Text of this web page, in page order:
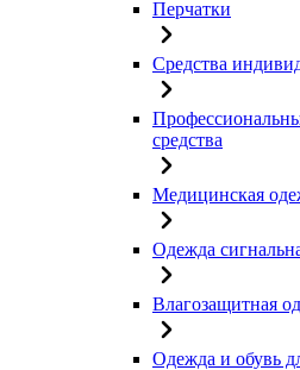
Перчатки
Средства
средства
Медицинская
Одежда
Влагозащитная
Одежда и обувь